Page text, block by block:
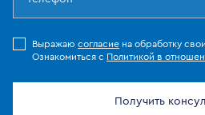
Выражаю согласие на обработку
Ознакомиться с Политикой в
Получить